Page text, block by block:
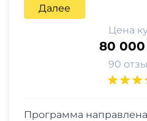
Далее
Цена
80 000
90
Программа